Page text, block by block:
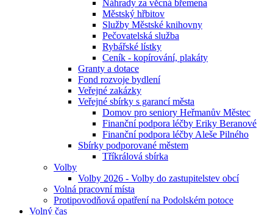
Náhrady za věcná břemena
Městský hřbitov
Služby Městské knihovny
Pečovatelská služba
Rybářské lístky
Ceník - kopírování, plakáty
Granty a dotace
Fond rozvoje bydlení
Veřejné zakázky
Veřejné sbírky s garancí města
Domov pro seniory Heřmanův Městec
Finanční podpora léčby Eriky Beranové
Finanční podpora léčby Aleše Pilného
Sbírky podporované městem
Tříkrálová sbírka
Volby
Volby 2026 - Volby do zastupitelstev obcí
Volná pracovní místa
Protipovodňová opatření na Podolském potoce
Volný čas